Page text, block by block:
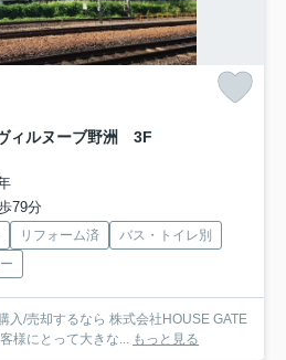
ィルヌーブ野洲 3F
79分
リフォーム済
バス・トイレ別
入/売却するなら 株式会社HOUSE GATE
様にとって大きな...
もっと見る